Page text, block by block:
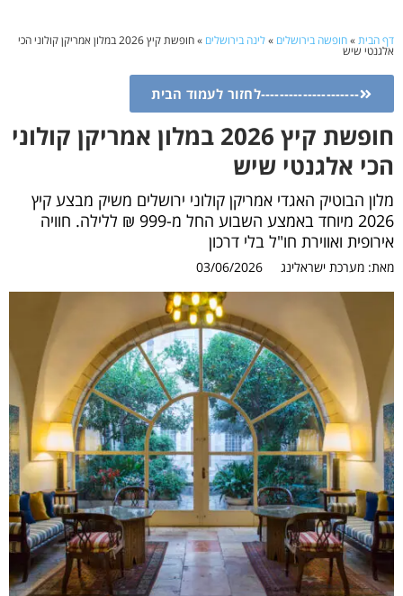
דף הבית»חופשה בירושלים »לינה בירושלים » חופשת קיץ 2026 במלון אמריקן קולוני הכי
אלגנטי שיש
---------------------לחזור לעמוד הבית
חופשת קיץ 2026 במלון אמריקן קולוני
הכי אלגנטי שיש
מלון הבוטיק האגדי אמריקן קולוני ירושלים משיק מבצע קיץ
2026 מיוחד באמצע השבוע החל מ-999 ₪ ללילה. חוויה
אירופית ואווירת חו"ל בלי דרכון
מאת: מערכת ישראלינג 03/06/2026